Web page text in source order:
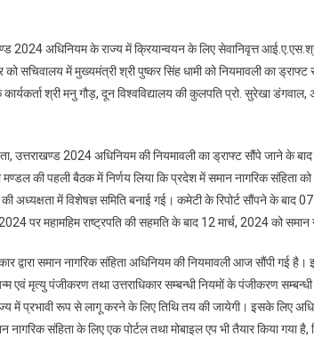
लागू
करने
हेतु
क्रियान्वयन
समिति
ने
सीएम
को
सौंपा
ड्राफ्ट
2024 अधिनियम के राज्य में क्रियान्वयन के लिए सेवानिवृत्त
को सचिवालय में मुख्यमंत्री श्री पुष्कर सिंह धामी को नियमावली का
श्री मनु गौड़, दून विश्वविद्यालय की कुलपति प्रो. सुरेखा
उत्तराखण्ड 2024 अधिनियम की नियमावली का ड्राफ्ट सौंपे जाने के
की पहली बैठक में निर्णय लिया कि प्रदेश में समान नागरिक संहिता
अध्यक्षता में विशेषज्ञ समिति बनाई गई। कमेटी के रिपोर्ट सौंपने के बाद
पर महामहिम राष्ट्रपति की सहमति के बाद 12 मार्च, 2024 को
द्वारा समान नागरिक संहिता अधिनियम की नियमावली आज सौंपी गई
एवं मृत्यु पंजीकरण तथा उत्तराधिकार सम्बन्धी नियमों के पंजीकरण
में प्रभावी रूप से लागू करने के लिए तिथि तय की जायेगी। इसके लिए
नागरिक संहिता के लिए एक पोर्टल तथा मोबाइल एप भी तैयार किया